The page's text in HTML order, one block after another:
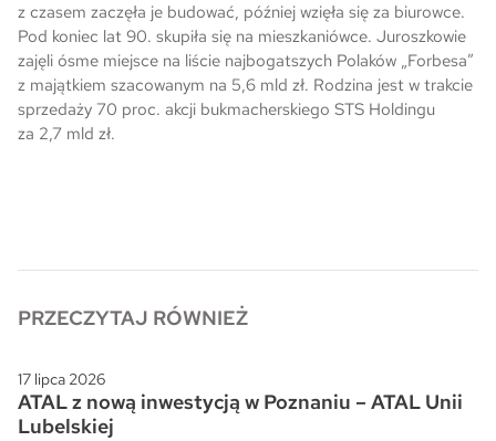
z czasem zaczęła je budować, później wzięła się za biurowce.
Pod koniec lat 90. skupiła się na mieszkaniówce. Juroszkowie
zajęli ósme miejsce na liście najbogatszych Polaków „Forbesa”
z majątkiem szacowanym na 5,6 mld zł. Rodzina jest w trakcie
sprzedaży 70 proc. akcji bukmacherskiego STS Holdingu
za 2,7 mld zł.
PRZECZYTAJ RÓWNIEŻ
17 lipca 2026
ATAL z nową inwestycją w Poznaniu – ATAL Unii
Lubelskiej